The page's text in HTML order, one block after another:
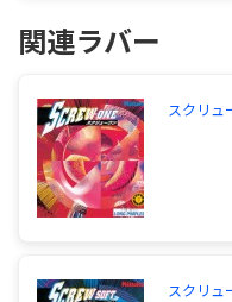
初心者向けは、
PO、スペクト
イは、回転系な
らセンレイナッ
トルですねスピ
が、スペクトル
で使えますラケ
も入ってない限
関連ラバー
スクリュ
スクリュ